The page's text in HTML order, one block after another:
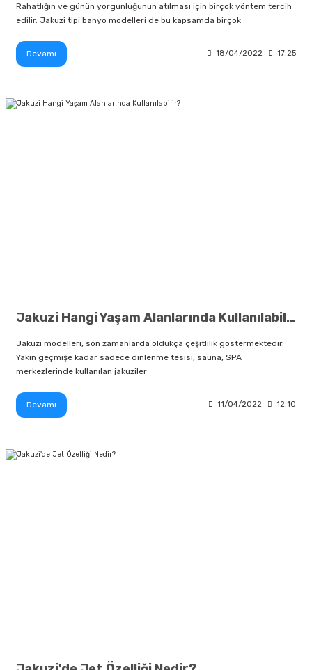
Rahatlığın ve günün yorgunluğunun atılması için birçok yöntem tercih
edilir. Jakuzi tipi banyo modelleri de bu kapsamda birçok
Devamı 18/04/2022 17:25
Jakuzi Hangi Yaşam Alanlarında Kullanılabilir?
Jakuzi modelleri, son zamanlarda oldukça çeşitlilik göstermektedir.
Yakın geçmişe kadar sadece dinlenme tesisi, sauna, SPA
merkezlerinde kullanılan jakuziler
Devamı 11/04/2022 12:10